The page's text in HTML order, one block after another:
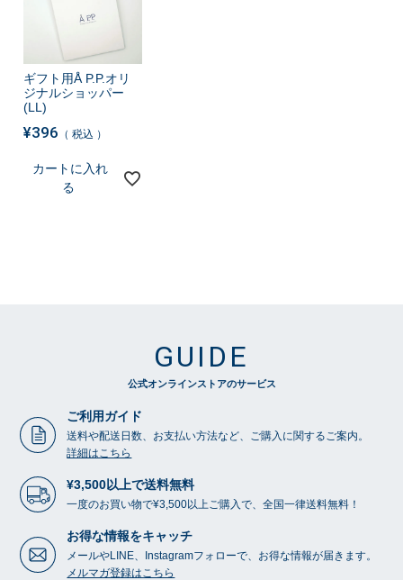
ギフト用Å P.P.オリ
ジナルショッパー
(LL)
¥396 税込
カートに入れ
る
GUIDE
公式オンラインストアのサービス
ご利用ガイド
送料や配送日数、お支払い方法など、ご購入に関するご案内。
詳細はこちら
¥3,500以上で送料無料
一度のお買い物で¥3,500以上ご購入で、全国一律送料無料！
お得な情報をキャッチ
メールやLINE、Instagramフォローで、お得な情報が届きます。
メルマガ登録はこちら